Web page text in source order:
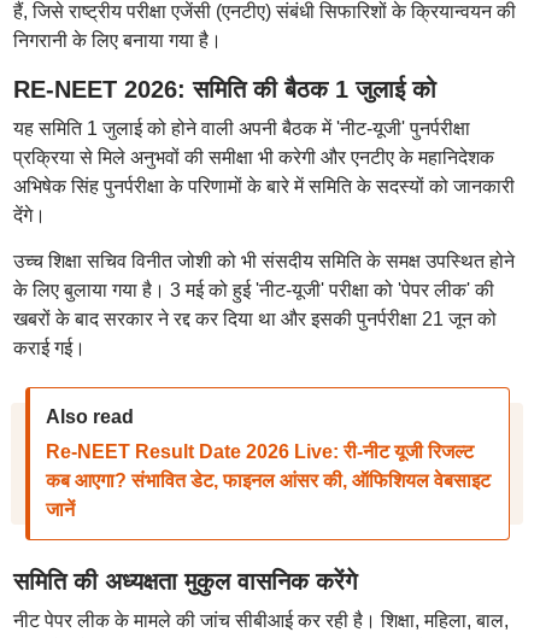
हैं, जिसे राष्ट्रीय परीक्षा एजेंसी (एनटीए) संबंधी सिफारिशों के क्रियान्वयन की
निगरानी के लिए बनाया गया है।
RE-NEET 2026: समिति की बैठक 1 जुलाई को
यह समिति 1 जुलाई को होने वाली अपनी बैठक में 'नीट-यूजी' पुनर्परीक्षा
प्रक्रिया से मिले अनुभवों की समीक्षा भी करेगी और एनटीए के महानिदेशक
अभिषेक सिंह पुनर्परीक्षा के परिणामों के बारे में समिति के सदस्यों को जानकारी
देंगे।
उच्च शिक्षा सचिव विनीत जोशी को भी संसदीय समिति के समक्ष उपस्थित होने
के लिए बुलाया गया है। 3 मई को हुई 'नीट-यूजी' परीक्षा को 'पेपर लीक' की
खबरों के बाद सरकार ने रद्द कर दिया था और इसकी पुनर्परीक्षा 21 जून को
कराई गई।
Also read
Re-NEET Result Date 2026 Live: री-नीट यूजी रिजल्ट
कब आएगा? संभावित डेट, फाइनल आंसर की, ऑफिशियल वेबसाइट
जानें
समिति की अध्यक्षता मुकुल वासनिक करेंगे
नीट पेपर लीक के मामले की जांच सीबीआई कर रही है। शिक्षा, महिला, बाल,